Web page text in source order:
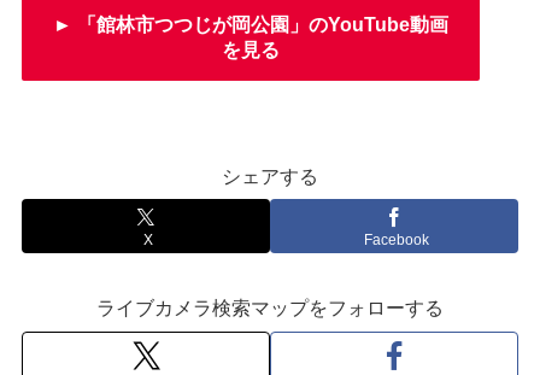
► 「館林市つつじが岡公園」のYouTube動画
を見る
シェアする
X Facebook
ライブカメラ検索マップをフォローする